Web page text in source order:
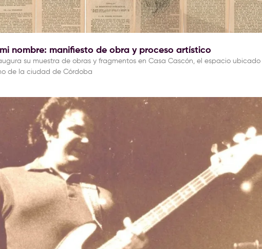
nombre: manifiesto de obra y proceso artístico
su muestra de obras y fragmentos en Casa Cascón, el espacio ubicado
de la ciudad de Córdoba